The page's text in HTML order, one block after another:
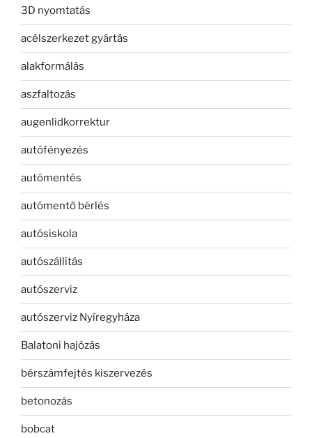
3D nyomtatás
acélszerkezet gyártás
alakformálás
aszfaltozás
augenlidkorrektur
autófényezés
autómentés
autómentő bérlés
autósiskola
autószállítás
autószerviz
autószerviz Nyíregyháza
Balatoni hajózás
bérszámfejtés kiszervezés
betonozás
bobcat